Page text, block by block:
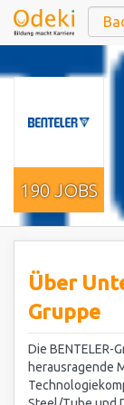
190 JOBS
Über
Gruppe
Die BENTELER-
herausragende